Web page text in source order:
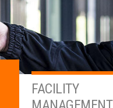
FACILITY